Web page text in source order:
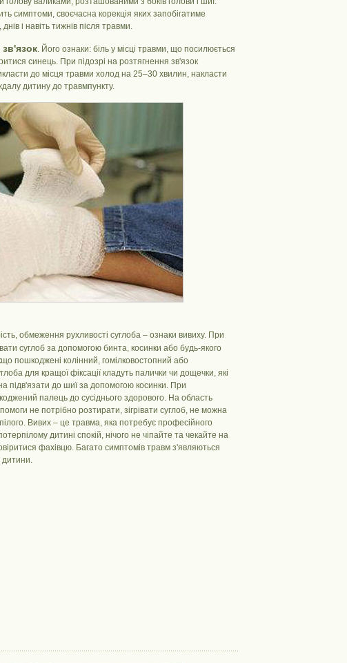
симптоми, своєчасна корекція яких запобігатиме
і навіть тижнів після травми.
зв'язок . Його ознаки: біль у місці травми, що посилюється
синець. При підозрі на розтягнення зв'язок
до місця травми холод на 25–30 хвилин, накласти
дитину до травмпункту.
обмеження рухливості суглоба – ознаки вивиху. При
суглоб за допомогою бинта, косинки або будь-якого
пошкоджені колінний, гомілковостопний або
для кращої фіксації кладуть палички чи дощечки, які
підв'язати до шиї за допомогою косинки. При
палець до сусіднього здорового. На область
не потрібно розтирати, зігрівати суглоб, не можна
Вивих – це травма, яка потребує професійного
дитині спокій, нічого не чіпайте та чекайте на
фахівцю. Багато симптомів травм з'являються
дитини.